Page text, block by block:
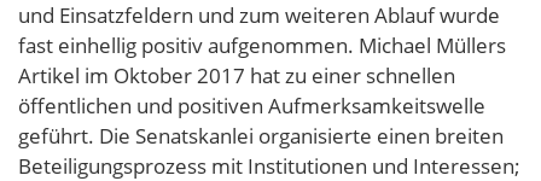
und Einsatzfeldern und zum weiteren Ablauf wurde
fast einhellig positiv aufgenommen. Michael Müllers
Artikel im Oktober 2017 hat zu einer schnellen
öffentlichen und positiven Aufmerksamkeitswelle
geführt. Die Senatskanlei organisierte einen breiten
Beteiligungsprozess mit Institutionen und Interessen;